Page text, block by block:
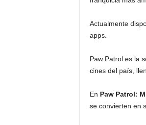
Actualmente
apps.
Paw Patrol es la
cines del país,
En Paw Patrol:
se convierten en